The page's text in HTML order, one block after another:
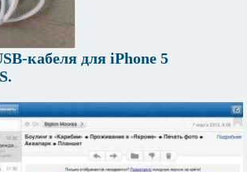
кабеля для iPhone 5